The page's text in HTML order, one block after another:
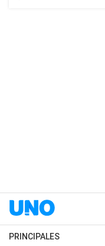
PRINCIPALES